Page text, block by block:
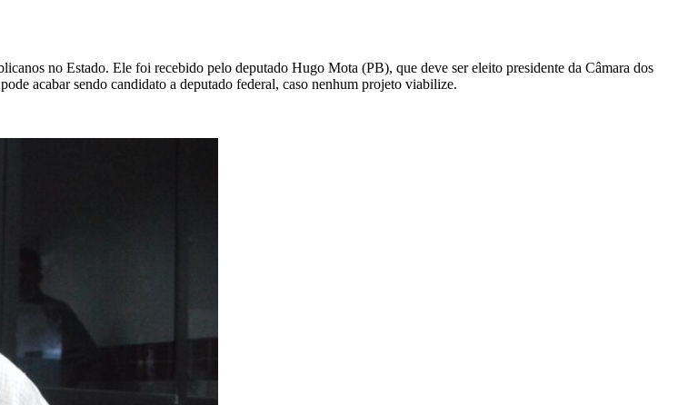
no Estado. Ele foi recebido pelo deputado Hugo Mota (PB), que deve ser eleito presidente da Câmara dos
acabar sendo candidato a deputado federal, caso nenhum projeto viabilize.